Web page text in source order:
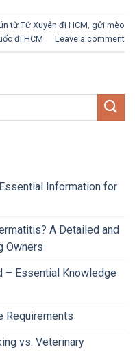
từ Tứ Xuyên đi HCM, gửi mèo
đi HCM Leave a comment
Information for
A Detailed and
Owners
– Essential Knowledge
Requirements
vs. Veterinary